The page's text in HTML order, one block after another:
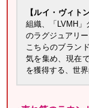
【ルイ・ヴィトン
組織、「LVMH
のラグジュアリー
こちらのブラン
気を集め、現在
を獲得する、世